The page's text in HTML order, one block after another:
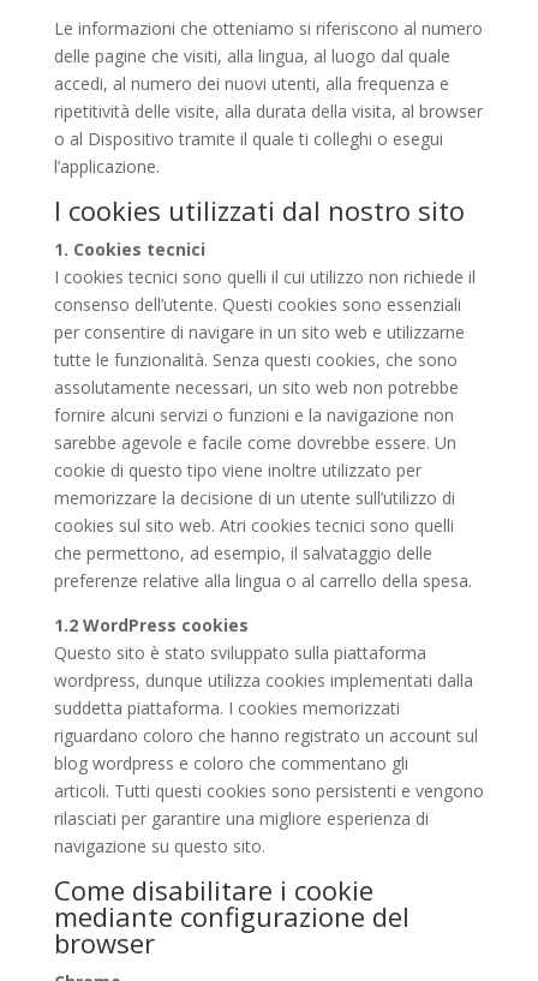
Le informazioni che otteniamo si riferiscono al numero
delle pagine che visiti, alla lingua, al luogo dal quale
accedi, al numero dei nuovi utenti, alla frequenza e
ripetitività delle visite, alla durata della visita, al browser
o al Dispositivo tramite il quale ti colleghi o esegui
l’applicazione.
I cookies utilizzati dal nostro sito
1. Cookies tecnici
I cookies tecnici sono quelli il cui utilizzo non richiede il
consenso dell’utente. Questi cookies sono essenziali
per consentire di navigare in un sito web e utilizzarne
tutte le funzionalità. Senza questi cookies, che sono
assolutamente necessari, un sito web non potrebbe
fornire alcuni servizi o funzioni e la navigazione non
sarebbe agevole e facile come dovrebbe essere. Un
cookie di questo tipo viene inoltre utilizzato per
memorizzare la decisione di un utente sull’utilizzo di
cookies sul sito web. Atri cookies tecnici sono quelli
che permettono, ad esempio, il salvataggio delle
preferenze relative alla lingua o al carrello della spesa.
1.2 WordPress cookies
Questo sito è stato sviluppato sulla piattaforma
wordpress, dunque utilizza cookies implementati dalla
suddetta piattaforma. I cookies memorizzati
riguardano coloro che hanno registrato un account sul
blog wordpress e coloro che commentano gli
articoli. Tutti questi cookies sono persistenti e vengono
rilasciati per garantire una migliore esperienza di
navigazione su questo sito.
Come disabilitare i cookie
mediante configurazione del
browser